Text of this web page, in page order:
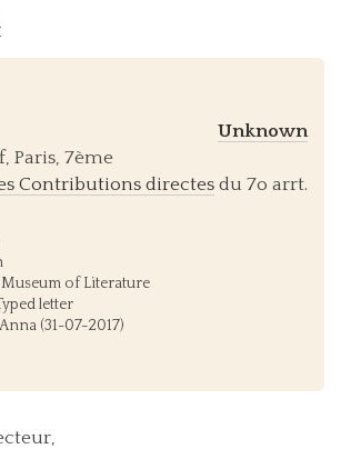
Unknown
Paris, 7ème
Contributions directes du 7o arrt.
Museum of Literature
letter
(31-07-2017)